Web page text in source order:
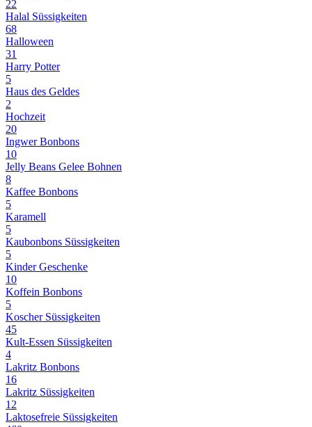
22
Halal Süssigkeiten
68
Halloween
31
Harry Potter
5
Haus des Geldes
2
Hochzeit
20
Ingwer Bonbons
10
Jelly Beans Gelee Bohnen
8
Kaffee Bonbons
5
Karamell
5
Kaubonbons Süssigkeiten
5
Kinder Geschenke
10
Koffein Bonbons
5
Koscher Süssigkeiten
45
Kult-Essen Süssigkeiten
4
Lakritz Bonbons
16
Lakritz Süssigkeiten
12
Laktosefreie Süssigkeiten